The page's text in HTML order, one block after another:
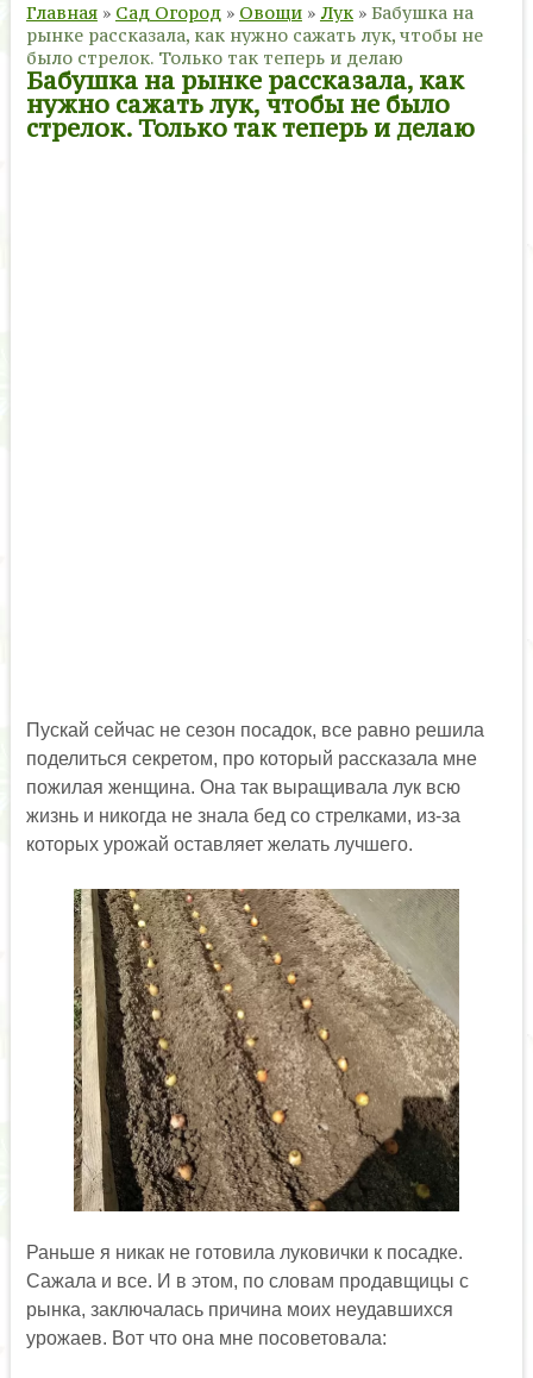
Главная » Сад Огород » Овощи » Лук » Бабушка на
рынке рассказала, как нужно сажать лук, чтобы не
было стрелок. Только так теперь и делаю
Бабушка на рынке рассказала, как
нужно сажать лук, чтобы не было
стрелок. Только так теперь и делаю
Пускай сейчас не сезон посадок, все равно решила
поделиться секретом, про который рассказала мне
пожилая женщина. Она так выращивала лук всю
жизнь и никогда не знала бед со стрелками, из-за
которых урожай оставляет желать лучшего.
Раньше я никак не готовила луковички к посадке.
Сажала и все. И в этом, по словам продавщицы с
рынка, заключалась причина моих неудавшихся
урожаев. Вот что она мне посоветовала: